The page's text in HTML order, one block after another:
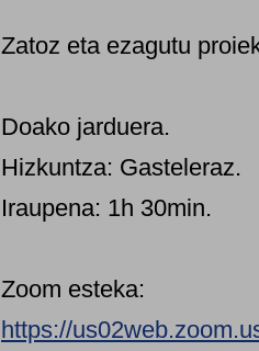
Zatoz eta ezagutu
Doako jarduera.
Hizkuntza: Gasteleraz.
Iraupena: 1h 30min.
Zoom esteka:
https://